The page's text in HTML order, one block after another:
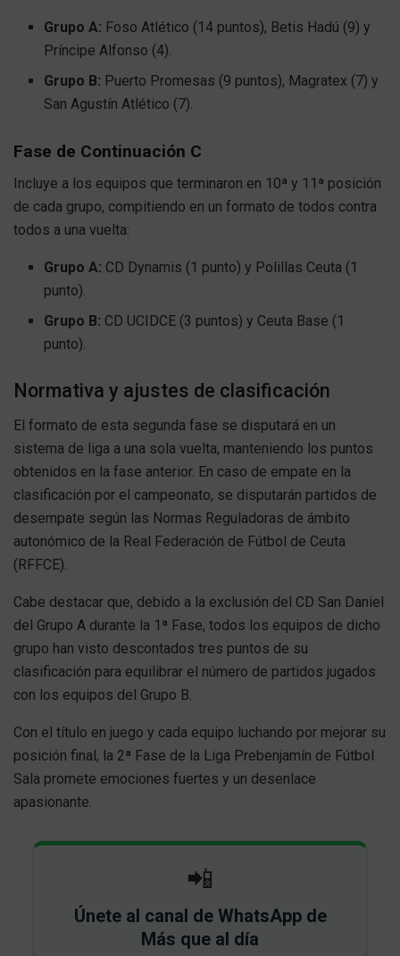
Grupo A: Foso Atlético (14 puntos), Betis Hadú (9) y
Príncipe Alfonso (4).
Grupo B: Puerto Promesas (9 puntos), Magratex (7) y
San Agustín Atlético (7).
Fase de Continuación C
Incluye a los equipos que terminaron en 10ª y 11ª posición
de cada grupo, compitiendo en un formato de todos contra
todos a una vuelta:
Grupo A: CD Dynamis (1 punto) y Polillas Ceuta (1
punto).
Grupo B: CD UCIDCE (3 puntos) y Ceuta Base (1
punto).
Normativa y ajustes de clasificación
El formato de esta segunda fase se disputará en un
sistema de liga a una sola vuelta, manteniendo los puntos
obtenidos en la fase anterior. En caso de empate en la
clasificación por el campeonato, se disputarán partidos de
desempate según las Normas Reguladoras de ámbito
autonómico de la Real Federación de Fútbol de Ceuta
(RFFCE).
Cabe destacar que, debido a la exclusión del CD San Daniel
del Grupo A durante la 1ª Fase, todos los equipos de dicho
grupo han visto descontados tres puntos de su
clasificación para equilibrar el número de partidos jugados
con los equipos del Grupo B.
Con el título en juego y cada equipo luchando por mejorar su
posición final, la 2ª Fase de la Liga Prebenjamín de Fútbol
Sala promete emociones fuertes y un desenlace
apasionante.
📲
Únete al canal de WhatsApp de
Más que al día